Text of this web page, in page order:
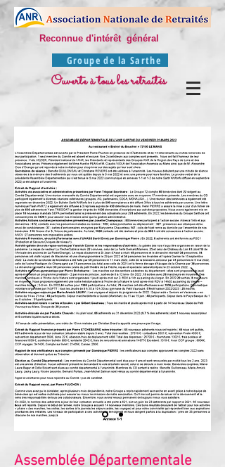
Reconnue d'intérêt général
Groupe de la Sarthe
Ouverte à tous les retraités
Assemblée Départementale